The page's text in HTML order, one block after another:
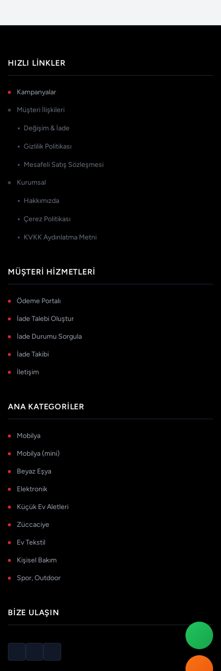
HIZLI LINKLER
Kampanyalar
Müşteri İlişkileri
Değişim & İade
Gizlilik Politikası
Mesafeli Satış Sözleşmesi
Kurumsal
Hakkımızda
Çerez Politikası
KVKK Aydınlatma Metni
MÜŞTERI HIZMETLERI
Ödeme Portalı
İade Talebi Oluştur
İade Durumu Sorgula
İade Takibi
İletişim
ANA KATEGORILER
Mobilya
Mobilya (mini)
Beyaz Eşya
Elektronik
Küçük Ev Aletleri
Züccaciye
Ev Tekstil
Kişisel Bakım
Spor, Outdoor
BIZE ULAŞIN